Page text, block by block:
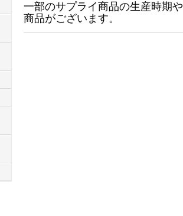
一部のサプライ商品の生産時期
商品がございます。